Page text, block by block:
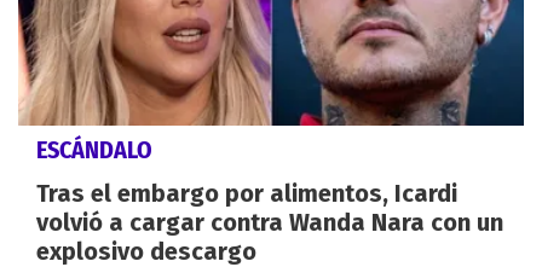
ESCÁNDALO
Tras el embargo por alimentos, Icardi
volvió a cargar contra Wanda Nara con un
explosivo descargo